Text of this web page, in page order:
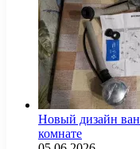
Новый дизайн
комнате